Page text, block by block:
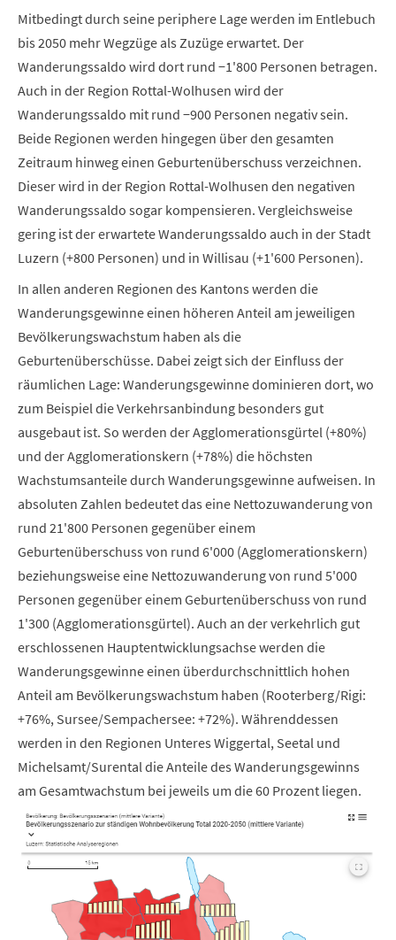
Mitbedingt durch seine periphere Lage werden im Entlebuch
bis 2050 mehr Wegzüge als Zuzüge erwartet. Der
Wanderungssaldo wird dort rund −1'800 Personen betragen.
Auch in der Region Rottal-Wolhusen wird der
Wanderungssaldo mit rund −900 Personen negativ sein.
Beide Regionen werden hingegen über den gesamten
Zeitraum hinweg einen Geburtenüberschuss verzeichnen.
Dieser wird in der Region Rottal-Wolhusen den negativen
Wanderungssaldo sogar kompensieren. Vergleichsweise
gering ist der erwartete Wanderungssaldo auch in der Stadt
Luzern (+800 Personen) und in Willisau (+1'600 Personen).
In allen anderen Regionen des Kantons werden die
Wanderungsgewinne einen höheren Anteil am jeweiligen
Bevölkerungswachstum haben als die
Geburtenüberschüsse. Dabei zeigt sich der Einfluss der
räumlichen Lage: Wanderungsgewinne dominieren dort, wo
zum Beispiel die Verkehrsanbindung besonders gut
ausgebaut ist. So werden der Agglomerationsgürtel (+80%)
und der Agglomerationskern (+78%) die höchsten
Wachstumsanteile durch Wanderungsgewinne aufweisen. In
absoluten Zahlen bedeutet das eine Nettozuwanderung von
rund 21'800 Personen gegenüber einem
Geburtenüberschuss von rund 6'000 (Agglomerationskern)
beziehungsweise eine Nettozuwanderung von rund 5'000
Personen gegenüber einem Geburtenüberschuss von rund
1'300 (Agglomerationsgürtel). Auch an der verkehrlich gut
erschlossenen Hauptentwicklungsachse werden die
Wanderungsgewinne einen überdurchschnittlich hohen
Anteil am Bevölkerungswachstum haben (Rooterberg/Rigi:
+76%, Sursee/Sempachersee: +72%). Währenddessen
werden in den Regionen Unteres Wiggertal, Seetal und
Michelsamt/Surental die Anteile des Wanderungsgewinns
am Gesamtwachstum bei jeweils um die 60 Prozent liegen.